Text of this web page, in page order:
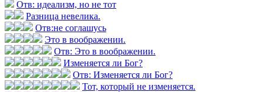
Отв: идеализм, но не тот
Разница невелика.
Отв:не соглашусь
Это в воображении.
Отв: Это в воображении.
Изменяется ли Бог?
Отв: Изменяется ли Бог?
Тот, который не изменяется.